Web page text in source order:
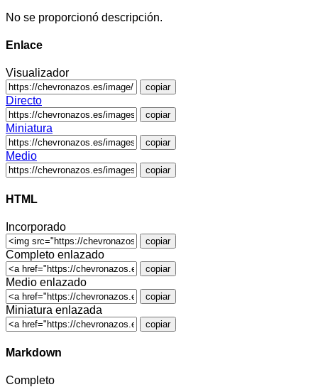
No se proporcionó descripción.
Enlace
Visualizador
copiar
Directo
copiar
Miniatura
copiar
Medio
copiar
HTML
Incorporado
copiar
Completo enlazado
copiar
Medio enlazado
copiar
Miniatura enlazada
copiar
Markdown
Completo